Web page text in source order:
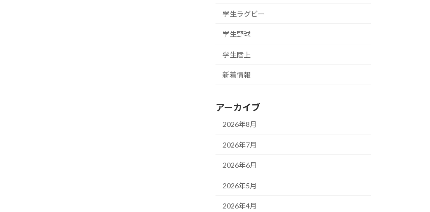
学生ラグビー
学生野球
学生陸上
新着情報
アーカイブ
2026年8月
2026年7月
2026年6月
2026年5月
2026年4月